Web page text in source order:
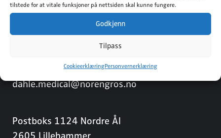
tilstede for at vitale funksjoner på nettsiden skal kunne fungere.
Godkjenn
Tilpass
CookieerklæringPersonvernerklæring
2619 Lillehammer
Tlf: 61 24 80 00
dahle.medical@norengros.no
Postboks 1124 Nordre Ål